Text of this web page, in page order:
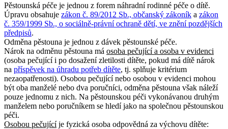
Pěstounská péče je jednou z forem náhradní rodinné péče o dítě.
Úpravu obsahuje zákon č. 89/2012 Sb., občanský zákoník a zákon
č. 359/1999 Sb., o sociálně-právní ochraně dětí, ve znění pozdějších
předpisů.
Odměna pěstouna je jednou z dávek pěstounské péče.
Nárok na odměnu pěstouna má osoba pečující a osoba v evidenci
(osoba pečující i po dosažení zletilosti dítěte, pokud má dítě nárok
na příspěvek na úhradu potřeb dítěte, tj. splňuje kritérium
nezaopatřenosti). Osobou pečující nebo osobou v evidenci mohou
být oba manželé nebo dva poručníci, odměna pěstouna však náleží
pouze jednomu z nich. Na pěstounskou péči vykonávanou druhým
manželem nebo poručníkem se hledí jako na společnou pěstounskou
péči.
Osobou pečujícíje fyzická osoba odpovědná za výchovu dítěte: